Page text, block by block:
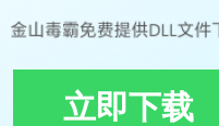
立即下载